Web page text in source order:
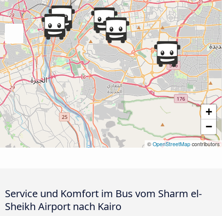
+
−
© OpenStreetMap contributors
Service und Komfort im Bus vom Sharm el-
Sheikh Airport nach Kairo